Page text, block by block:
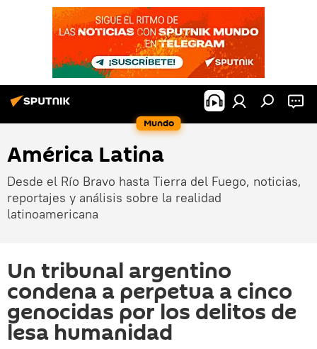
Mundo
América Latina
Desde el Río Bravo hasta Tierra del Fuego, noticias,
reportajes y análisis sobre la realidad
latinoamericana
Un tribunal argentino
condena a perpetua a cinco
genocidas por los delitos de
lesa humanidad